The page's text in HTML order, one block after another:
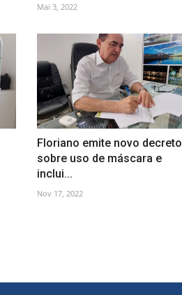
Mai 3, 2022
Floriano emite novo decreto
sobre uso de máscara e
inclui...
Nov 17, 2022